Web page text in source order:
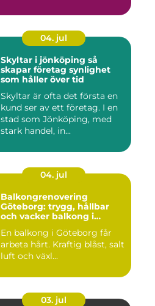
04. jul
Skyltar i jönköping så
skapar företag synlighet
som håller över tid
Skyltar är ofta det första en
kund ser av ett företag. I en
stad som Jönköping, med
stark handel, in...
04. jul
Balkongrenovering
Göteborg: trygg, hållbar
och vacker balkong i
En balkong i Göteborg får
arbeta hårt. Kraftig blåst, salt
luft och växl...
03. jul